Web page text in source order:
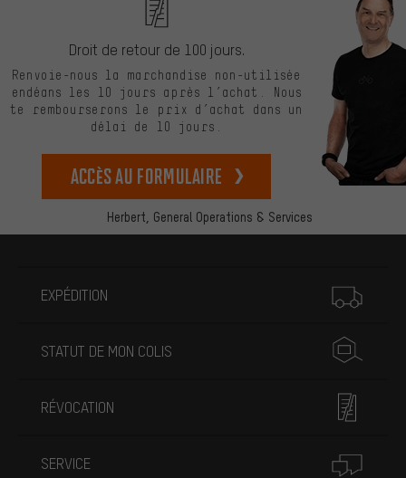
Herbert, General Operations & Services
Droit de retour de 100 jours.
Renvoie-nous la marchandise non-utilisée
endéans les 10 jours après l’achat. Nous
te rembourserons le prix d’achat dans un
délai de 10 jours.
Accès au formulaire
EXPÉDITION
STATUT DE MON COLIS
RÉVOCATION
SERVICE